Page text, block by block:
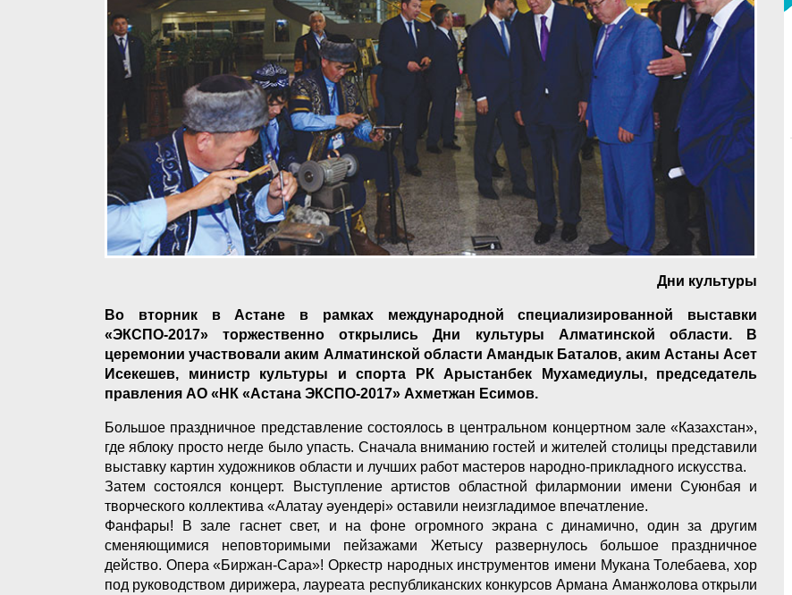
Дни культуры
Во вторник в Астане в рамках международной специализированной выставки
«ЭКСПО-2017» торжественно открылись Дни культуры Алматинской области. В
церемонии участвовали аким Алматинской области Амандык Баталов, аким Астаны Асет
Исекешев, министр культуры и спорта РК Арыстанбек Мухамедиулы, председатель
правления АО «НК «Астана ЭКСПО-2017» Ахметжан Есимов.
Большое праздничное представление состоялось в центральном концертном зале «Казахстан»,
где яблоку просто негде было упасть. Сначала вниманию гостей и жителей столицы представили
выставку картин художников области и лучших работ мастеров народно-прикладного искусства.
Затем состоялся концерт. Выступление артистов областной филармонии имени Суюнбая и
творческого коллектива «Алатау əуендері» оставили неизгладимое впечатление.
Фанфары! В зале гаснет свет, и на фоне огромного экрана с динамично, один за другим
сменяющимися неповторимыми пейзажами Жетысу развернулось большое праздничное
действо. Опера «Биржан-Сара»! Оркестр народных инструментов имени Мукана Толебаева, хор
под руководством дирижера, лауреата республиканских конкурсов Армана Аманжолова открыли